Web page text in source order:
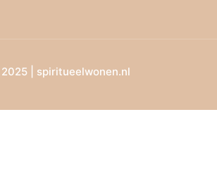
| spiritueelwonen.nl